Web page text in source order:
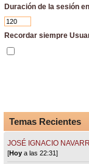
Duración de la sesión
Recordar siempre
Temas Recientes
JOSÉ IGNACIO
[Hoy a las 22:31]